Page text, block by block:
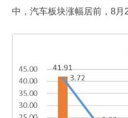
中，汽车板块涨幅居前，8月